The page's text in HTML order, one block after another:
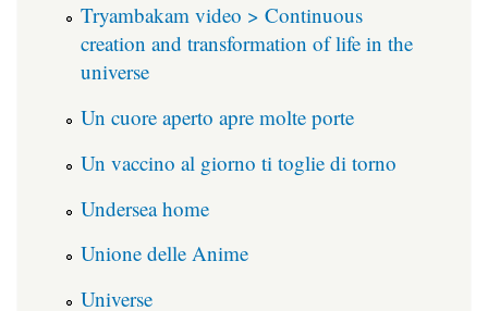
Tryambakam video > Continuous
creation and transformation of life in the
universe
Un cuore aperto apre molte porte
Un vaccino al giorno ti toglie di torno
Undersea home
Unione delle Anime
Universe